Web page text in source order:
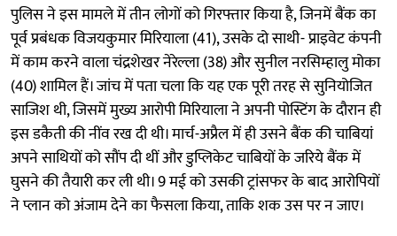
पुलिस ने इस मामले में तीन लोगों को गिरफ्तार किया है, जिनमें बैंक का
पूर्व प्रबंधक विजयकुमार मिरियाला (41), उसके दो साथी- प्राइवेट कंपनी
में काम करने वाला चंद्रशेखर नेरेल्ला (38) और सुनील नरसिम्हालु मोका
(40) शामिल हैं। जांच में पता चला कि यह एक पूरी तरह से सुनियोजित
साजिश थी, जिसमें मुख्य आरोपी मिरियाला ने अपनी पोस्टिंग के दौरान ही
इस डकैती की नींव रख दी थी। मार्च-अप्रैल में ही उसने बैंक की चाबियां
अपने साथियों को सौंप दी थीं और डुप्लिकेट चाबियों के जरिये बैंक में
घुसने की तैयारी कर ली थी। 9 मई को उसकी ट्रांसफर के बाद आरोपियों
ने प्लान को अंजाम देने का फैसला किया, ताकि शक उस पर न जाए।